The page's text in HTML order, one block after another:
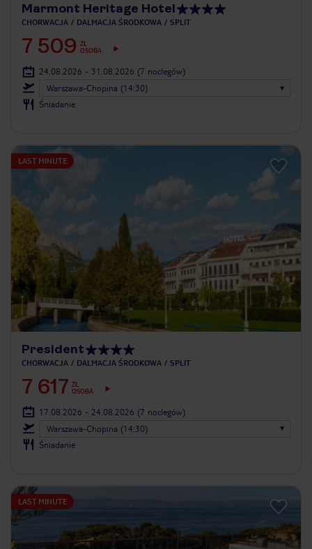
Marmont Heritage Hotel
CHORWACJA DALMACJA ŚRODKOWA SPLIT
7 509 ZŁ
OSOBA
24.08.2026 - 31.08.2026 (7 noclegów)
Warszawa-Chopina (14:30)
Śniadanie
LAST MINUTE
President
CHORWACJA DALMACJA ŚRODKOWA SPLIT
7 617 ZŁ
OSOBA
17.08.2026 - 24.08.2026 (7 noclegów)
Warszawa-Chopina (14:30)
Śniadanie
LAST MINUTE